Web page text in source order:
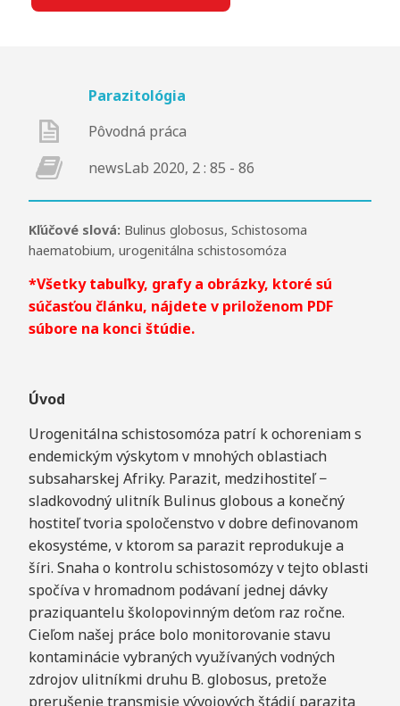
Parazitológia
Pôvodná práca
newsLab 2020, 2 : 85 - 86
Kľúčové slová: Bulinus globosus, Schistosoma
haematobium, urogenitálna schistosomóza
*Všetky tabuľky, grafy a obrázky, ktoré sú
súčasťou článku, nájdete v priloženom PDF
súbore na konci štúdie.
Úvod
Urogenitálna schistosomóza patrí k ochoreniam s
endemickým výskytom v mnohých oblastiach
subsaharskej Afriky. Parazit, medzihostiteľ −
sladkovodný ulitník Bulinus globous a konečný
hostiteľ tvoria spoločenstvo v dobre definovanom
ekosystéme, v ktorom sa parazit reprodukuje a
šíri. Snaha o kontrolu schistosomózy v tejto oblasti
spočíva v hromadnom podávaní jednej dávky
praziquantelu školopovinným deťom raz ročne.
Cieľom našej práce bolo monitorovanie stavu
kontaminácie vybraných využívaných vodných
zdrojov ulitníkmi druhu B. globosus, pretože
prerušenie transmisie vývojových štádií parazita